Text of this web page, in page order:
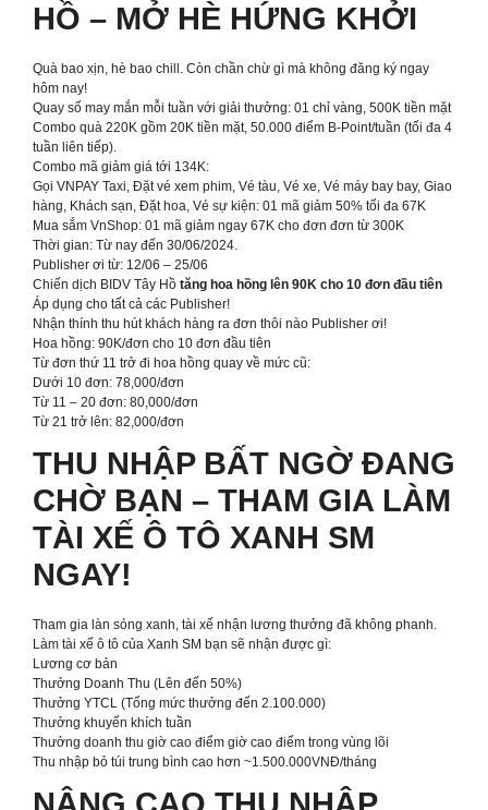
HỒ – MỞ HÈ HỨNG KHỞI
Quà bao xịn, hè bao chill. Còn chần chừ gì mà không đăng ký ngay
hôm nay!
Quay số may mắn mỗi tuần với giải thưởng: 01 chỉ vàng, 500K tiền mặt
Combo quà 220K gồm 20K tiền mặt, 50.000 điểm B-Point/tuần (tối đa 4
tuần liên tiếp).
Combo mã giảm giá tới 134K:
Gọi VNPAY Taxi, Đặt vé xem phim, Vé tàu, Vé xe, Vé máy bay bay, Giao
hàng, Khách sạn, Đặt hoa, Vé sự kiện: 01 mã giảm 50% tối đa 67K
Mua sắm VnShop: 01 mã giảm ngay 67K cho đơn đơn từ 300K
Thời gian: Từ nay đến 30/06/2024.
Publisher ơi từ: 12/06 – 25/06
Chiến dịch BIDV Tây Hồ tăng hoa hồng lên 90K cho 10 đơn đầu tiên
Áp dụng cho tất cả các Publisher!
Nhận thính thu hút khách hàng ra đơn thôi nào Publisher ơi!
Hoa hồng: 90K/đơn cho 10 đơn đầu tiên
Từ đơn thứ 11 trở đi hoa hồng quay về mức cũ:
Dưới 10 đơn: 78,000/đơn
Từ 11 – 20 đơn: 80,000/đơn
Từ 21 trở lên: 82,000/đơn
THU NHẬP BẤT NGỜ ĐANG
CHỜ BẠN – THAM GIA LÀM
TÀI XẾ Ô TÔ XANH SM
NGAY!
Tham gia làn sóng xanh, tài xế nhận lương thưởng đã không phanh.
Làm tài xế ô tô của Xanh SM bạn sẽ nhận được gì:
Lương cơ bản
Thưởng Doanh Thu (Lên đến 50%)
Thưởng YTCL (Tổng mức thưởng đến 2.100.000)
Thưởng khuyến khích tuần
Thưởng doanh thu giờ cao điểm giờ cao điểm trong vùng lõi
Thu nhập bỏ túi trung bình cao hơn ~1.500.000VNĐ/tháng